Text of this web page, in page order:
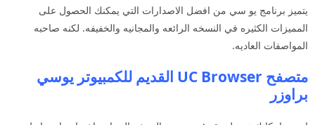
يتميز برنامج يو سي من افضل الاصدارات التي يمكنك الحصول على
المميزات الكثيره في النسخه الرائعه والمجانيه والخفيفه. لكنه صاحبه
المواصفات العاديه.
متصفح UC Browser القديم للكمبيوتر يوسي
براوزر